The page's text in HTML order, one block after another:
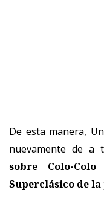
De esta manera,
nuevamente de a
sobre Colo-
Superclásico de